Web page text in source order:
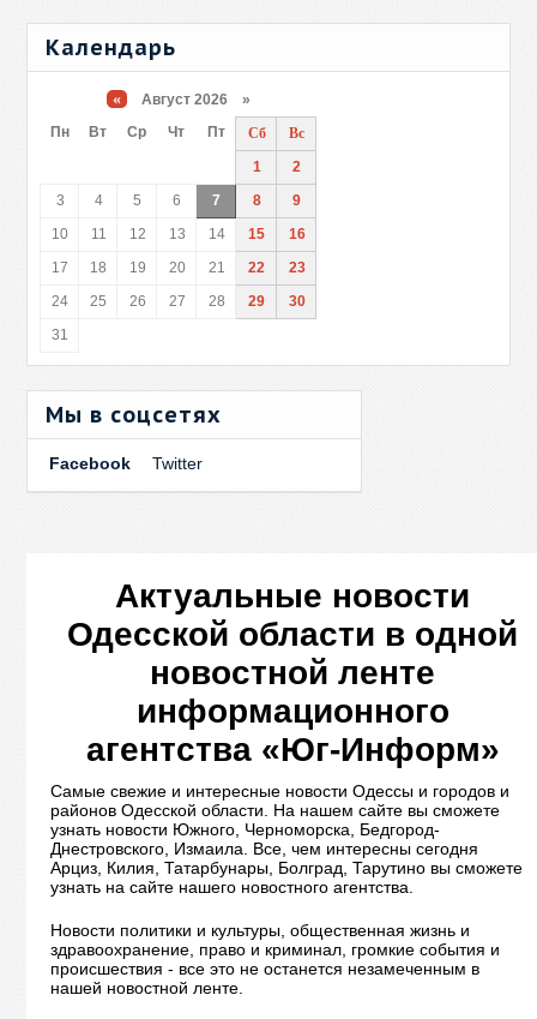
Календарь
« Август 2026 »
Пн
Вт Ср Чт Пт Сб
Вс
1
2
3
4 5 6 7 8
9
10
11 12 13 14 15
16
17
18 19 20 21 22
23
24
25 26 27 28 29
30
31
Мы в соцсетях
Facebook Twitter
Актуальные новости
Одесской области в одной
новостной ленте
информационного
агентства «Юг-Информ»
Самые свежие и интересные новости Одессы и городов и
районов Одесской области. На нашем сайте вы сможете
узнать новости Южного, Черноморска, Бедгород-
Днестровского, Измаила. Все, чем интересны сегодня
Арциз, Килия, Татарбунары, Болград, Тарутино вы сможете
узнать на сайте нашего новостного агентства.
Новости политики и культуры, общественная жизнь и
здравоохранение, право и криминал, громкие события и
происшествия - все это не останется незамеченным в
нашей новостной ленте.